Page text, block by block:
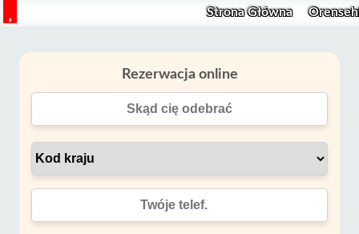
Strona Główna
Rezerwacja online